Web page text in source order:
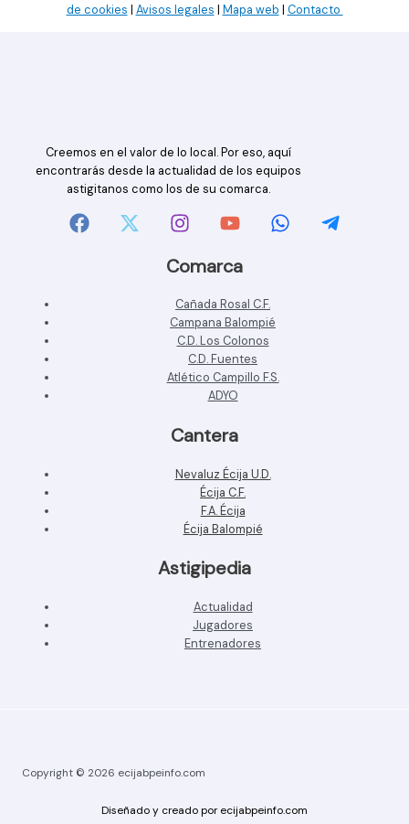
de cookies | Avisos legales | Mapa web | Contacto
Creemos en el valor de lo local. Por eso, aquí
encontrarás desde la actualidad de los equipos
astigitanos como los de su comarca.
Comarca
Cañada Rosal C.F.
Campana Balompié
C.D. Los Colonos
C.D. Fuentes
Atlético Campillo F.S.
ADYO
Cantera
Nevaluz Écija U.D.
Écija C.F.
F.A. Écija
Écija Balompié
Astigipedia
Actualidad
Jugadores
Entrenadores
Copyright © 2026 ecijabpeinfo.com
Diseñado y creado por ecijabpeinfo.com